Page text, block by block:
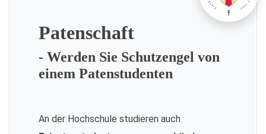
Patenschaft
- Werden Sie Schutzengel von
einem Patenstudenten
An der Hochschule studieren auch